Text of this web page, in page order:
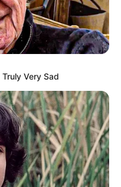
Very Sad